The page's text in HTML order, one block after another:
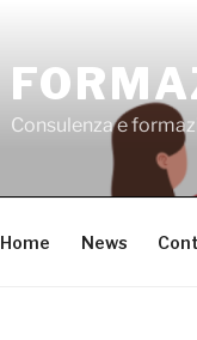
Consulenza e
Home News